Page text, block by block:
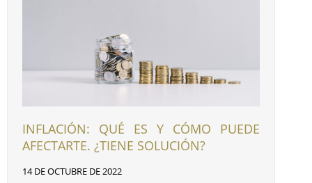
INFLACIÓN: QUÉ ES Y CÓMO PUEDE
AFECTARTE. ¿TIENE SOLUCIÓN?
14 DE OCTUBRE DE 2022